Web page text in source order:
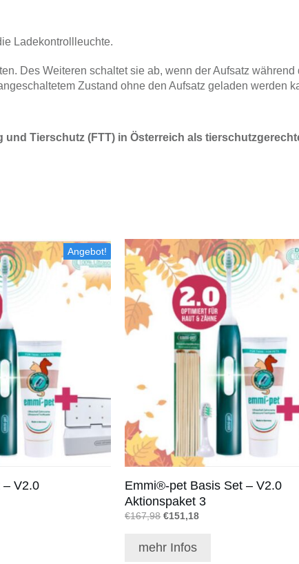
Ladekontrollleuchte.
Des Weiteren schaltet sie ab, wenn der Aufsatz während
Zustand ohne den Aufsatz geladen werden
Tierschutz (FTT) in Österreich als
Angebot!
– V2.0
Emmi®-pet Basis Set – V2.0
Aktionspaket 3
€167,98 Ursprünglicher
war:
€167,98
€151,18Aktueller
mehr Infos